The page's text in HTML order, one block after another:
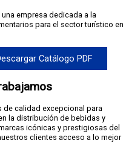
empresa dedicada a la
para el sector turístico en
Catálogo PDF
calidad excepcional para
la distribución de bebidas y
icónicas y prestigiosas del
clientes acceso a lo mejor